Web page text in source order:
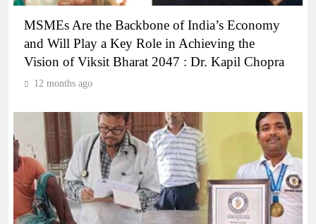
MSMEs Are the Backbone of India’s Economy
and Will Play a Key Role in Achieving the
Vision of Viksit Bharat 2047 : Dr. Kapil Chopra
12 months ago